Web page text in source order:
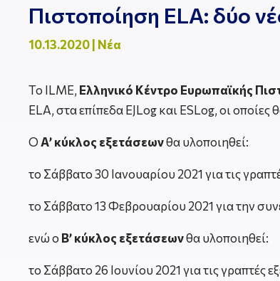
Πιστοποίηση ELA: δύο
10.13.2020 Νέα
Το ILME, Ελληνικό Κέντρο Ευρωπαϊκής
ELA, στα επίπεδα EJLog και ESLog, οι
ΟΑ’ κύκλος εξετάσεωνθα υλοποιηθεί:
τo Σάββατο 30 Ιανουαρίου 2021 για τις
το Σάββατο 13 Φεβρουαρίου 2021 για την
ενώ ο Β’ κύκλος εξετάσεωνθα υλοποιηθεί:
το Σάββατο 26 Ιουνίου 2021 για τις γραπτές